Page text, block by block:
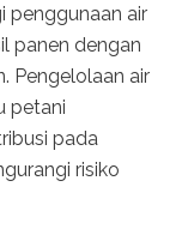
penggunaan air
panen dengan
Pengelolaan air
petani
pada
risiko